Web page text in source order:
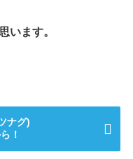
います。
ナグ)
！